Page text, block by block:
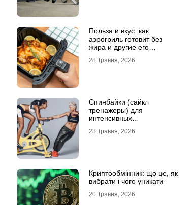
Польза и вкус: как
аэрогриль готовит без
жира и другие его
28 Травня, 2026
Спинбайки (сайкл
тренажеры) для
интенсивных
активного образа жизни
28 Травня, 2026
Криптообмінник: що це, як
вибрати і чого уникати
20 Травня, 2026